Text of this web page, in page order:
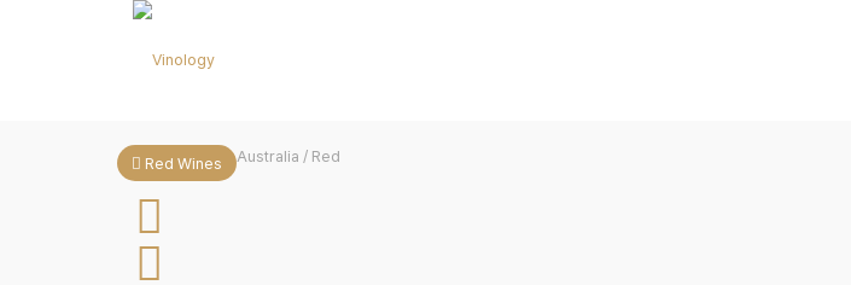
Red Wines Australia / Red